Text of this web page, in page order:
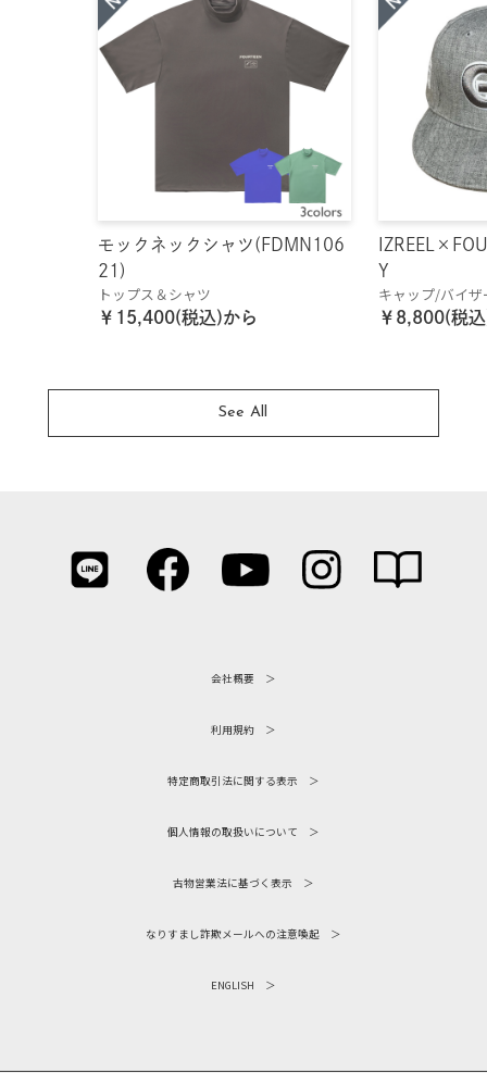
モックネックシャツ(FDMN106
21)
トップス＆シャツ
￥15,400(税込)から
Y
キャップ/バイザ
￥8,800(税
See All
会社概要
利用規約
特定商取引法に関する表示
個人情報の取扱いについて
古物営業法に基づく表示
なりすまし詐欺メールへの注意喚起
ENGLISH